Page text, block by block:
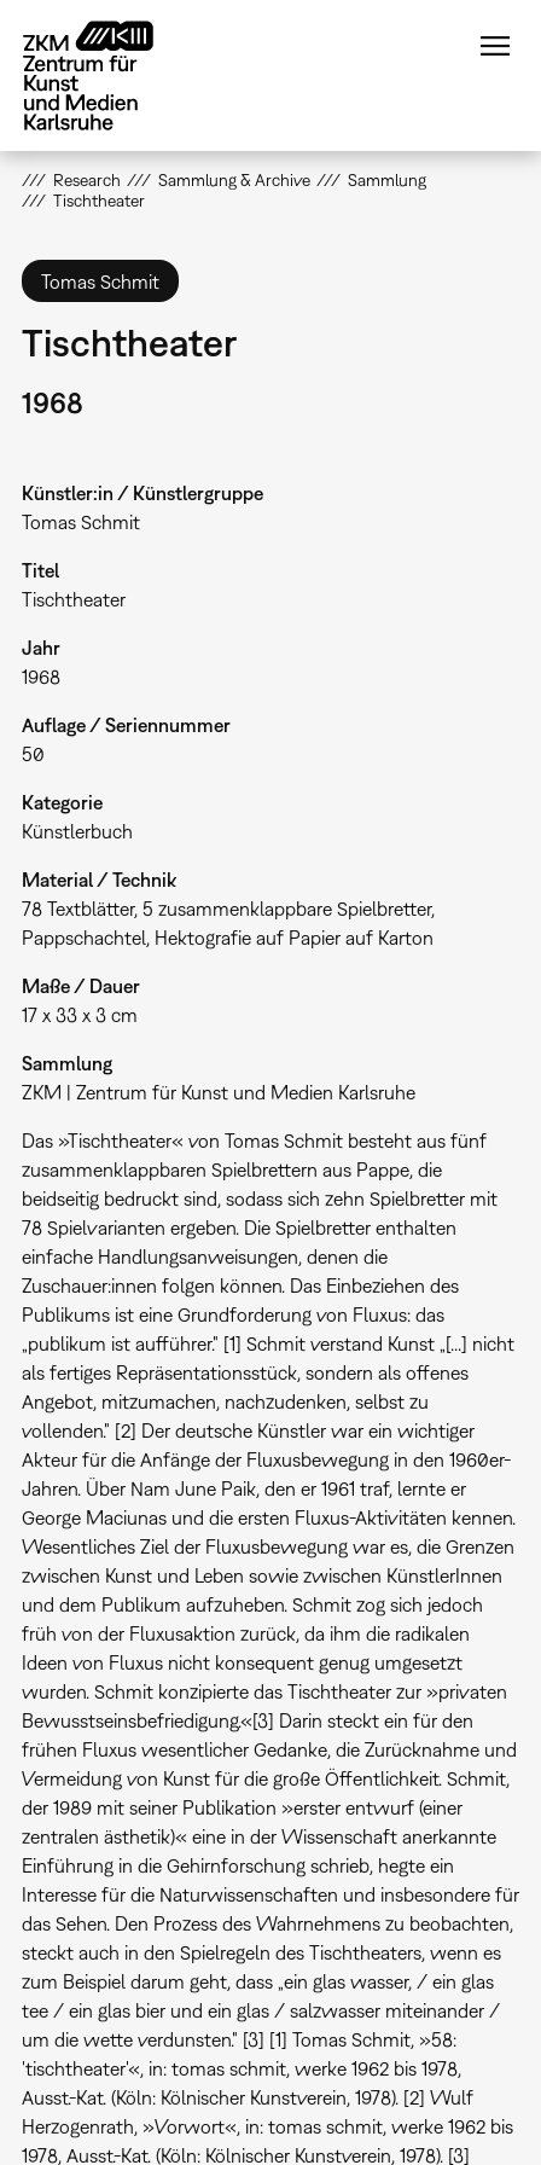
zum
Inhalt
Research Sammlung & Archive
Sammlung
Tischtheater
Tomas Schmit
Tischtheater
1968
Künstler:in / Künstlergruppe
Tomas Schmit
Titel
Tischtheater
Jahr
1968
Auflage / Seriennummer
50
Kategorie
Künstlerbuch
Material / Technik
78 Textblätter, 5 zusammenklappbare Spielbretter,
Pappschachtel, Hektografie auf Papier auf Karton
Maße / Dauer
17 x 33 x 3 cm
Sammlung
ZKM | Zentrum für Kunst und Medien Karlsruhe
Das »Tischtheater« von Tomas Schmit besteht aus fünf
zusammenklappbaren Spielbrettern aus Pappe, die
beidseitig bedruckt sind, sodass sich zehn Spielbretter mit
78 Spielvarianten ergeben. Die Spielbretter enthalten
einfache Handlungsanweisungen, denen die
Zuschauer:innen folgen können. Das Einbeziehen des
Publikums ist eine Grundforderung von Fluxus: das
„publikum ist aufführer." [1] Schmit verstand Kunst „[...] nicht
als fertiges Repräsentationsstück, sondern als offenes
Angebot, mitzumachen, nachzudenken, selbst zu
vollenden." [2] Der deutsche Künstler war ein wichtiger
Akteur für die Anfänge der Fluxusbewegung in den 1960er-
Jahren. Über Nam June Paik, den er 1961 traf, lernte er
George Maciunas und die ersten Fluxus-Aktivitäten kennen.
Wesentliches Ziel der Fluxusbewegung war es, die Grenzen
zwischen Kunst und Leben sowie zwischen KünstlerInnen
und dem Publikum aufzuheben. Schmit zog sich jedoch
früh von der Fluxusaktion zurück, da ihm die radikalen
Ideen von Fluxus nicht konsequent genug umgesetzt
wurden. Schmit konzipierte das Tischtheater zur »privaten
Bewusstseinsbefriedigung.«[3] Darin steckt ein für den
frühen Fluxus wesentlicher Gedanke, die Zurücknahme und
Vermeidung von Kunst für die große Öffentlichkeit. Schmit,
der 1989 mit seiner Publikation »erster entwurf (einer
zentralen ästhetik)« eine in der Wissenschaft anerkannte
Einführung in die Gehirnforschung schrieb, hegte ein
Interesse für die Naturwissenschaften und insbesondere für
das Sehen. Den Prozess des Wahrnehmens zu beobachten,
steckt auch in den Spielregeln des Tischtheaters, wenn es
zum Beispiel darum geht, dass „ein glas wasser, / ein glas
tee / ein glas bier und ein glas / salzwasser miteinander /
um die wette verdunsten." [3] [1] Tomas Schmit, »58:
'tischtheater'«, in: tomas schmit, werke 1962 bis 1978,
Ausst.-Kat. (Köln: Kölnischer Kunstverein, 1978). [2] Wulf
Herzogenrath, »Vorwort«, in: tomas schmit, werke 1962 bis
1978, Ausst.-Kat. (Köln: Kölnischer Kunstverein, 1978). [3]